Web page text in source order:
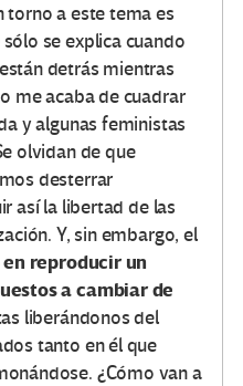
torno a este tema es
se explica cuando
detrás mientras
me acaba de cuadrar
y algunas feministas
olvidan de que
desterrar
así la libertad de las
Y, sin embargo, el
reproducir un
a cambiar de
liberándonos del
tanto en él que
¿Cómo van a